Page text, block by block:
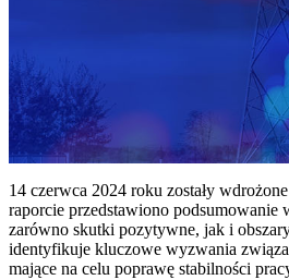
14 czerwca 2024 roku zostały
raporcie przedstawiono
zarówno skutki pozytywne, jak i
identyfikuje kluczowe wyzwania
mające na celu poprawę stabilności